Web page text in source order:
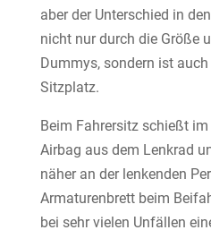
aber der Unterschied in
nicht nur durch die Größe
Dummys, sondern ist
Sitzplatz.
Beim Fahrersitz schießt
Airbag aus dem Lenkrad
näher an der lenkenden
Armaturenbrett beim
bei sehr vielen Unfällen